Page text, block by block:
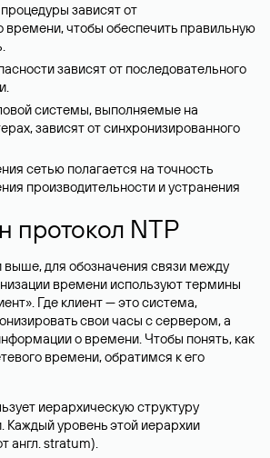
зависят от
времени, чтобы обеспечить правильную
зависят от последовательного
системы, выполняемые на
зависят от синхронизированного
сетью полагается на точность
производительности и устранения
протокол NTP
выше, для обозначения связи между
времени используют термины
Где клиент — это система,
свои часы с сервером, а
о времени. Чтобы понять, как
времени, обратимся к его
иерархическую структуру
Каждый уровень этой иерархии
англ. stratum).